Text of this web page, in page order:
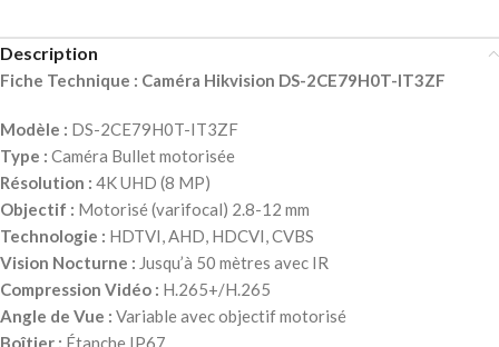
Description
Fiche Technique : Caméra Hikvision DS-2CE79H0T-IT3ZF
Modèle : DS-2CE79H0T-IT3ZF
Type : Caméra Bullet motorisée
Résolution : 4K UHD (8 MP)
Objectif : Motorisé (varifocal) 2.8-12 mm
Technologie : HDTVI, AHD, HDCVI, CVBS
Vision Nocturne : Jusqu’à 50 mètres avec IR
Compression Vidéo : H.265+/H.265
Angle de Vue : Variable avec objectif motorisé
Boîtier : Étanche IP67